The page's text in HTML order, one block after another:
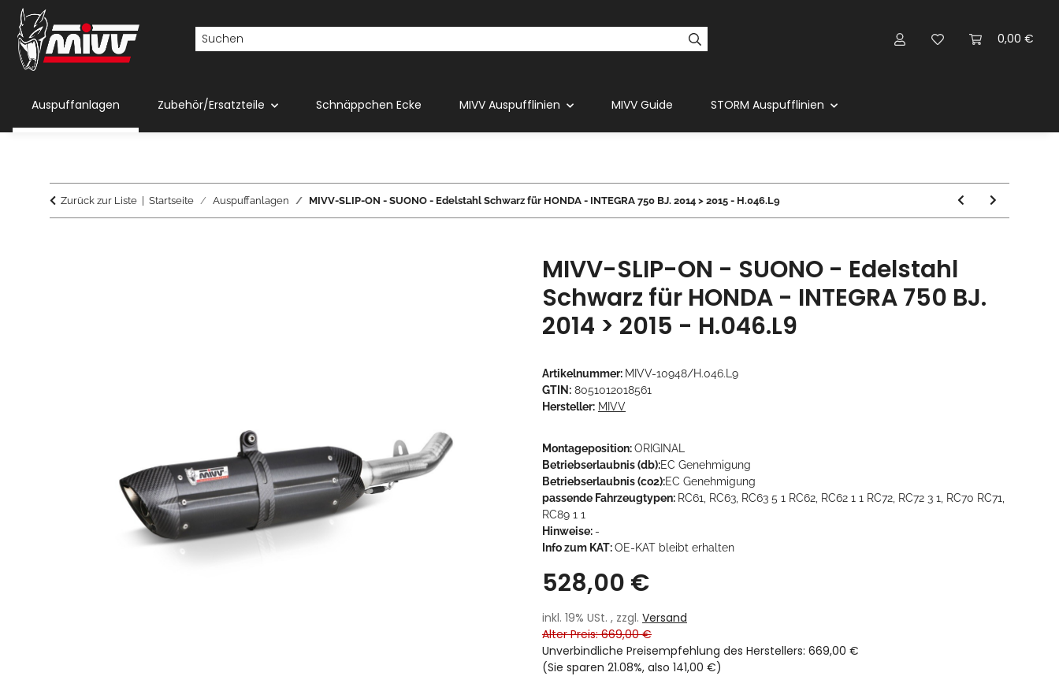
0,00 €
Auspuffanlagen Zubehör/Ersatzteile Schnäppchen Ecke MIVV Auspufflinien MIVV Guide STORM Auspufflinien
Zurück zur Liste Startseite Auspuffanlagen MIVV-SLIP-ON - SUONO - Edelstahl Schwarz für HONDA - INTEGRA 750 BJ. 2014 > 2015 - H.046.L9
MIVV-SLIP-ON - SUONO - Edelstahl
Schwarz für HONDA - INTEGRA 750 BJ.
2014 > 2015 - H.046.L9
Artikelnummer: MIVV-10948/H.046.L9
GTIN: 8051012018561
Hersteller: MIVV
Montageposition:ORIGINAL
Betriebserlaubnis (db):EC Genehmigung
Betriebserlaubnis (co2):EC Genehmigung
passende Fahrzeugtypen: RC61, RC63, RC63 5 1 RC62, RC62 1 1 RC72, RC72 3 1, RC70 RC71,
RC89 1 1
Hinweise: -
Info zum KAT:OE-KAT bleibt erhalten
528,00 €
inkl. 19% USt. , zzgl. Versand
Alter Preis: 669,00 €
Unverbindliche Preisempfehlung des Herstellers: 669,00 €
(Sie sparen 21.08%, also 141,00 €)